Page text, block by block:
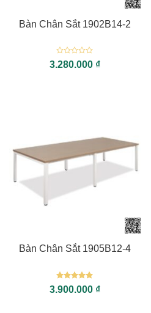
Bàn Chân Sắt 1902B14-2
Được
xếp
3.280.000 ₫
Bàn Chân Sắt 1905B12-4
Được xếp
hạng55
3.900.000 ₫